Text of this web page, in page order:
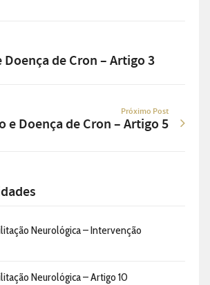
de Cron – Artigo 3
Próximo Post
e Doença de Cron – Artigo 5
Neurológica – Intervenção
Neurológica – Artigo 10